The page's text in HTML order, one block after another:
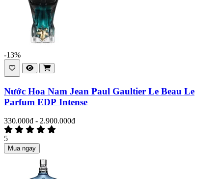
-13%
Nước Hoa Nam Jean Paul Gaultier Le Beau Le
Parfum EDP Intense
330.000đ - 2.900.000đ
5
Mua ngay